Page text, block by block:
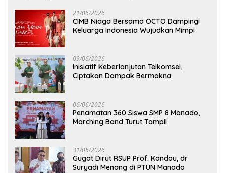
21/06/2026
CIMB Niaga Bersama OCTO Dampingi
Keluarga Indonesia Wujudkan Mimpi
09/06/2026
Inisiatif Keberlanjutan Telkomsel,
Ciptakan Dampak Bermakna
06/06/2026
Penamatan 360 Siswa SMP 8 Manado,
Marching Band Turut Tampil
31/05/2026
Gugat Dirut RSUP Prof. Kandou, dr
Suryadi Menang di PTUN Manado